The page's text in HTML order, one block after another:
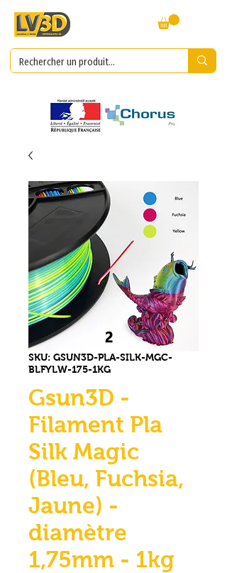
SKU: GSUN3D-PLA-SILK-MGC-
BLFYLW-175-1KG
Gsun3D -
Filament Pla
Silk Magic
(Bleu, Fuchsia,
Jaune) -
diamètre
1,75mm - 1kg